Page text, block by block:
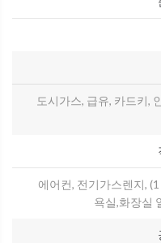
도시가스, 급유, 카드키,
에어컨, 전기가스렌지,
욕실,화장실